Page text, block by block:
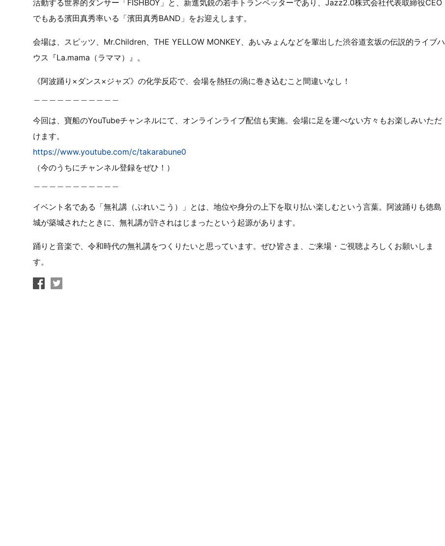
活動する世界的ダンサー「FISHBOY」と、新進気鋭の若手トランペッターであり、Jazz2.0株式会社代表取締役CEO
でもある濱田真秀率いる「濱田真秀BAND」をお迎えします。
会場は、スピッツ、Mr.Children、THE YELLOW MONKEY、あいみょんなどを輩出した渋谷道玄坂の伝説的ライブハ
ウス『La.mama（ラママ）』。
《阿波踊り×ダンス×ジャズ》の化学反応で、会場を熱狂の渦に巻き込むこと間違いなし！
今回は、寶船のYouTubeチャンネルにて、オンラインライブ配信も実施。会場に足を運べない方々もお楽しみいただ
けます。
https://www.youtube.com/c/takarabune0
（今のうちにチャンネル登録をぜひ！）
イベント名である「無礼講（ぶれいこう）」とは、地位や身分の上下を取り払い楽しむという言葉。阿波踊りも徳島
城が築城されたときに、無礼講が許されはじまったという起源があります。
踊りと音楽で、令和時代の無礼講をつくりたいと思っています。ぜひ皆さま、ご来場・ご視聴よろしくお願いしま
す。